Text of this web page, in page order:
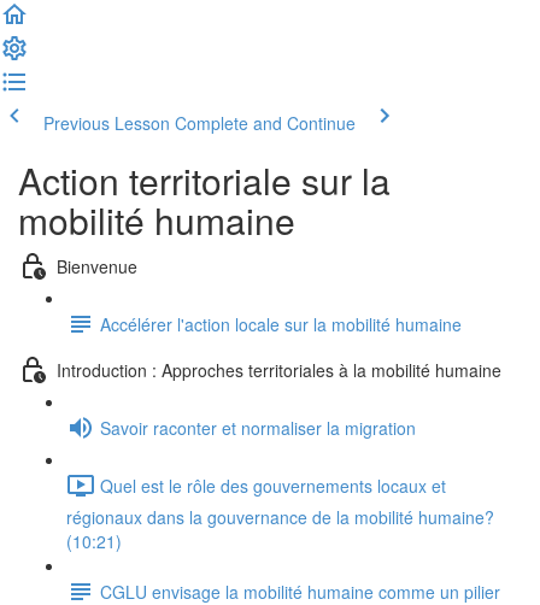
Previous Lesson Complete and Continue
Action territoriale sur la
mobilité humaine
Bienvenue
Accélérer l'action locale sur la mobilité humaine
Introduction : Approches territoriales à la mobilité humaine
Savoir raconter et normaliser la migration
Quel est le rôle des gouvernements locaux et
régionaux dans la gouvernance de la mobilité humaine?
(10:21)
CGLU envisage la mobilité humaine comme un pilier